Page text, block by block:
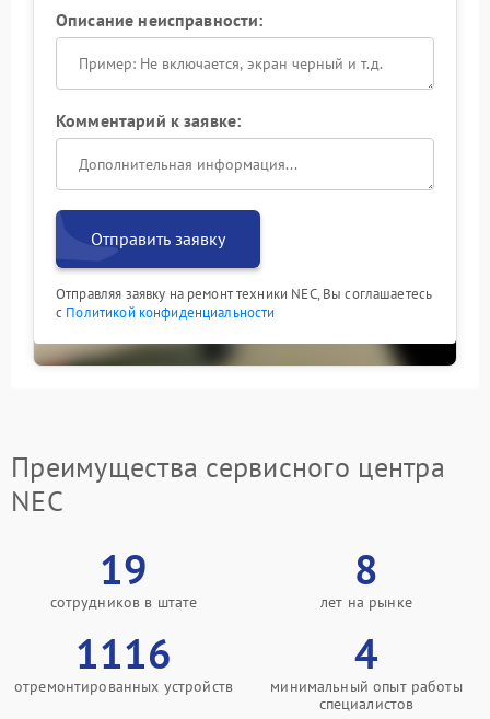
Описание неисправности:
Комментарий к заявке:
Отправить заявку
Отправляя заявку на ремонт техники NEC, Вы соглашаетесь
с Политикой конфиденциальности
Преимущества сервисного центра
NEC
19
сотрудников в штате
8
лет на рынке
1116
отремонтированных устройств
4
минимальный опыт работы
специалистов